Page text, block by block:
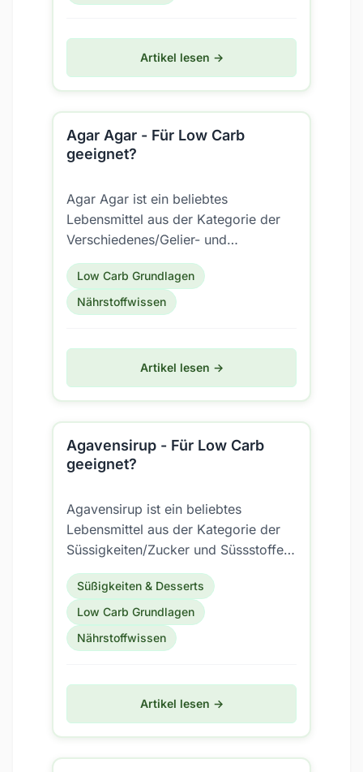
Artikel lesen →
Agar Agar - Für Low Carb
geeignet?
Agar Agar ist ein beliebtes
Lebensmittel aus der Kategorie der
Verschiedenes/Gelier- und
Bindemittel. Aber ist es auch für eine
Low Carb Ernährung geeignet?
Low Carb Grundlagen
Nährstoffwissen
Artikel lesen →
Agavensirup - Für Low Carb
geeignet?
Agavensirup ist ein beliebtes
Lebensmittel aus der Kategorie der
Süssigkeiten/Zucker und Süssstoffe.
Aber ist es auch für eine Low Carb
Ernährung geeignet?
Süßigkeiten & Desserts
Low Carb Grundlagen
Nährstoffwissen
Artikel lesen →